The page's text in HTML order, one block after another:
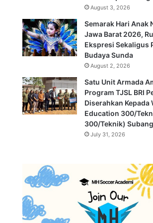
August 3, 2026
Semarak Hari Anak
Jawa Barat 2026,
Ekspresi Sekaligus
Budaya Sunda
August 2, 2026
Satu Unit Armada
Program TJSL BRI
Diserahkan Kepada
Education 300/
300/Teknik) Subang
July 31, 2026